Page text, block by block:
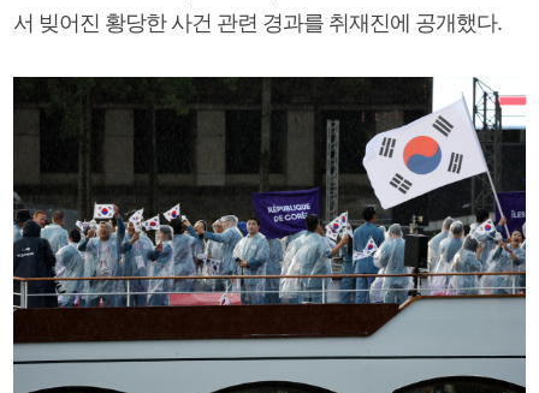
서 빚어진 황당한 사건 관련 경과를 취재진에 공개했다.